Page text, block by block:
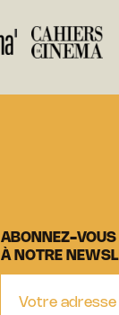
ABONNEZ-VOUS
À NOTRE